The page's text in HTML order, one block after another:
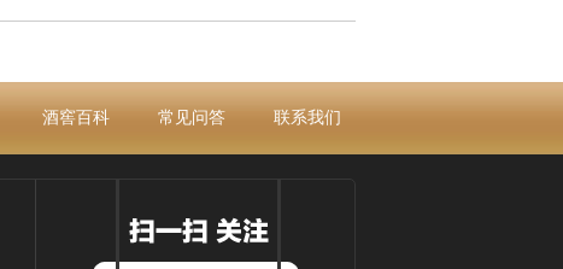
酒窖百科 常见问答 联系我们